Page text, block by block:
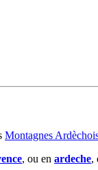
Montagnes
, ou en ardeche,